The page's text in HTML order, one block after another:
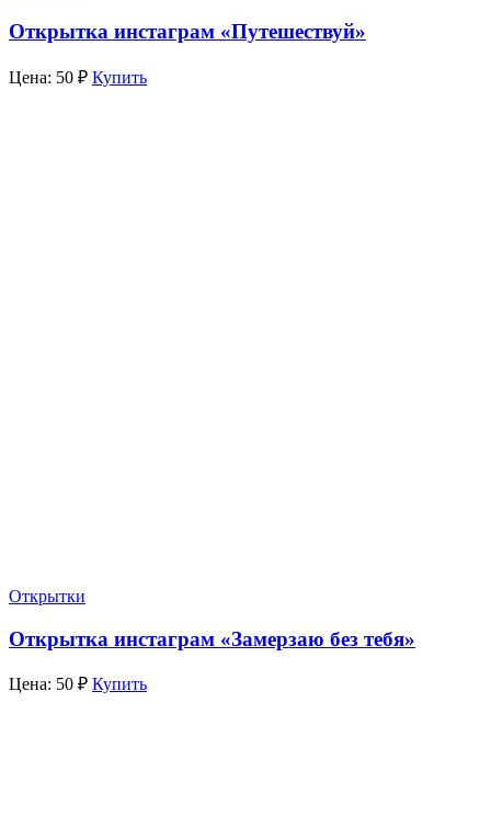
Открытка инстаграм «Путешествуй»
Цена: 50 ₽ Купить
Открытки
Открытка инстаграм «Замерзаю без тебя»
Цена: 50 ₽ Купить